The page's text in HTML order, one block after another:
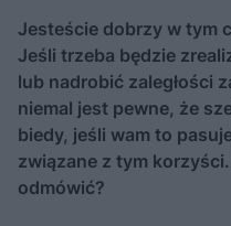
Jesteście dobrzy w tym
Jeśli trzeba będzie
lub nadrobić zaległości
niemal jest pewne, że
biedy, jeśli wam to
związane z tym
odmówić?